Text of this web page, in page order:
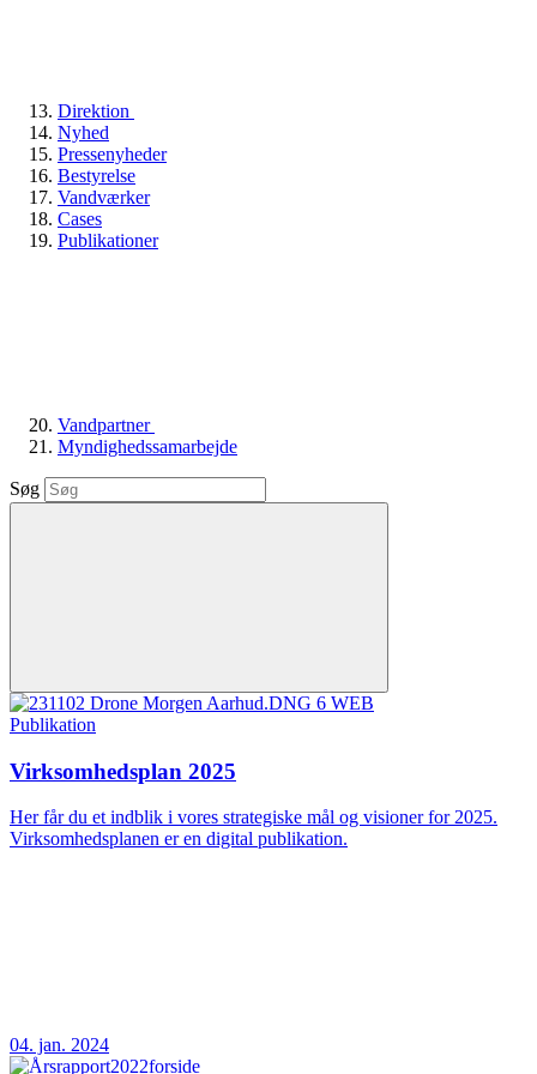
Direktion
Nyhed
Pressenyheder
Bestyrelse
Vandværker
Cases
Publikationer
Vandpartner
Myndighedssamarbejde
Søg
Publikation
Virksomhedsplan 2025
Her får du et indblik i vores strategiske mål og visioner for 2025.
Virksomhedsplanen er en digital publikation.
04. jan. 2024